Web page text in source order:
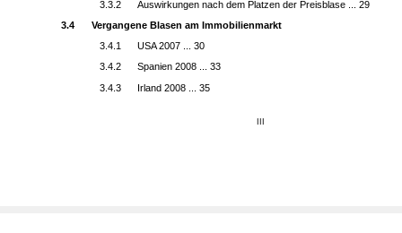
3.3.2
Auswirkungen nach dem Platzen der Preisblase ... 29
3.4
Vergangene Blasen am Immobilienmarkt
3.4.1
USA 2007 ... 30
3.4.2
Spanien 2008 ... 33
3.4.3
Irland 2008 ... 35